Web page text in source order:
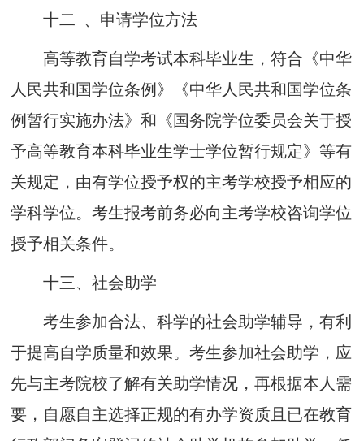
十二 、 申请学位方法
高等教育自学考试本科毕业生，符合《中华
人民共和国学位条例 》《中华人民共和国学位条
例暂行实施办法》和《国务院学位委员会关于授
予高等教育本科毕业生学士学位暂行规定》等有
关规定 ，由有学位授予权的主考学校授予相应的
学科学位。考生报考前务必向主考学校咨询学位
授予相关条件。
十三、社会助学
考生参加合法、科学的社会助学辅导，有利
于提高自学质量和效果。考生参加社会助学，应
先与主考院校了解有关助学情况，再根据本人需
要，自愿自主选择正规的有办学资质且已在教育